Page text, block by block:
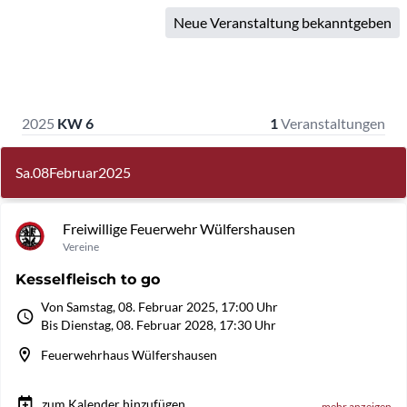
Neue Veranstaltung bekanntgeben
2025 KW 6 1Veranstaltungen
Sa.08Februar2025
Freiwillige Feuerwehr Wülfershausen
Vereine
Kesselfleisch to go
Von Samstag, 08. Februar 2025, 17:00 Uhr
Bis Dienstag, 08. Februar 2028, 17:30 Uhr
Feuerwehrhaus Wülfershausen
zum Kalender hinzufügen